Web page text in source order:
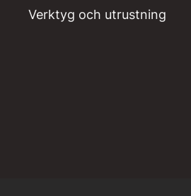
Verktyg och utrustning